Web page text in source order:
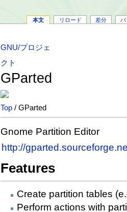
本文 リロード 差分 バ
GNU/プロジェ
クト
GParted
Top / GParted
Gnome Partition Editor
http://
Features
Create partition tables
Perform actions with